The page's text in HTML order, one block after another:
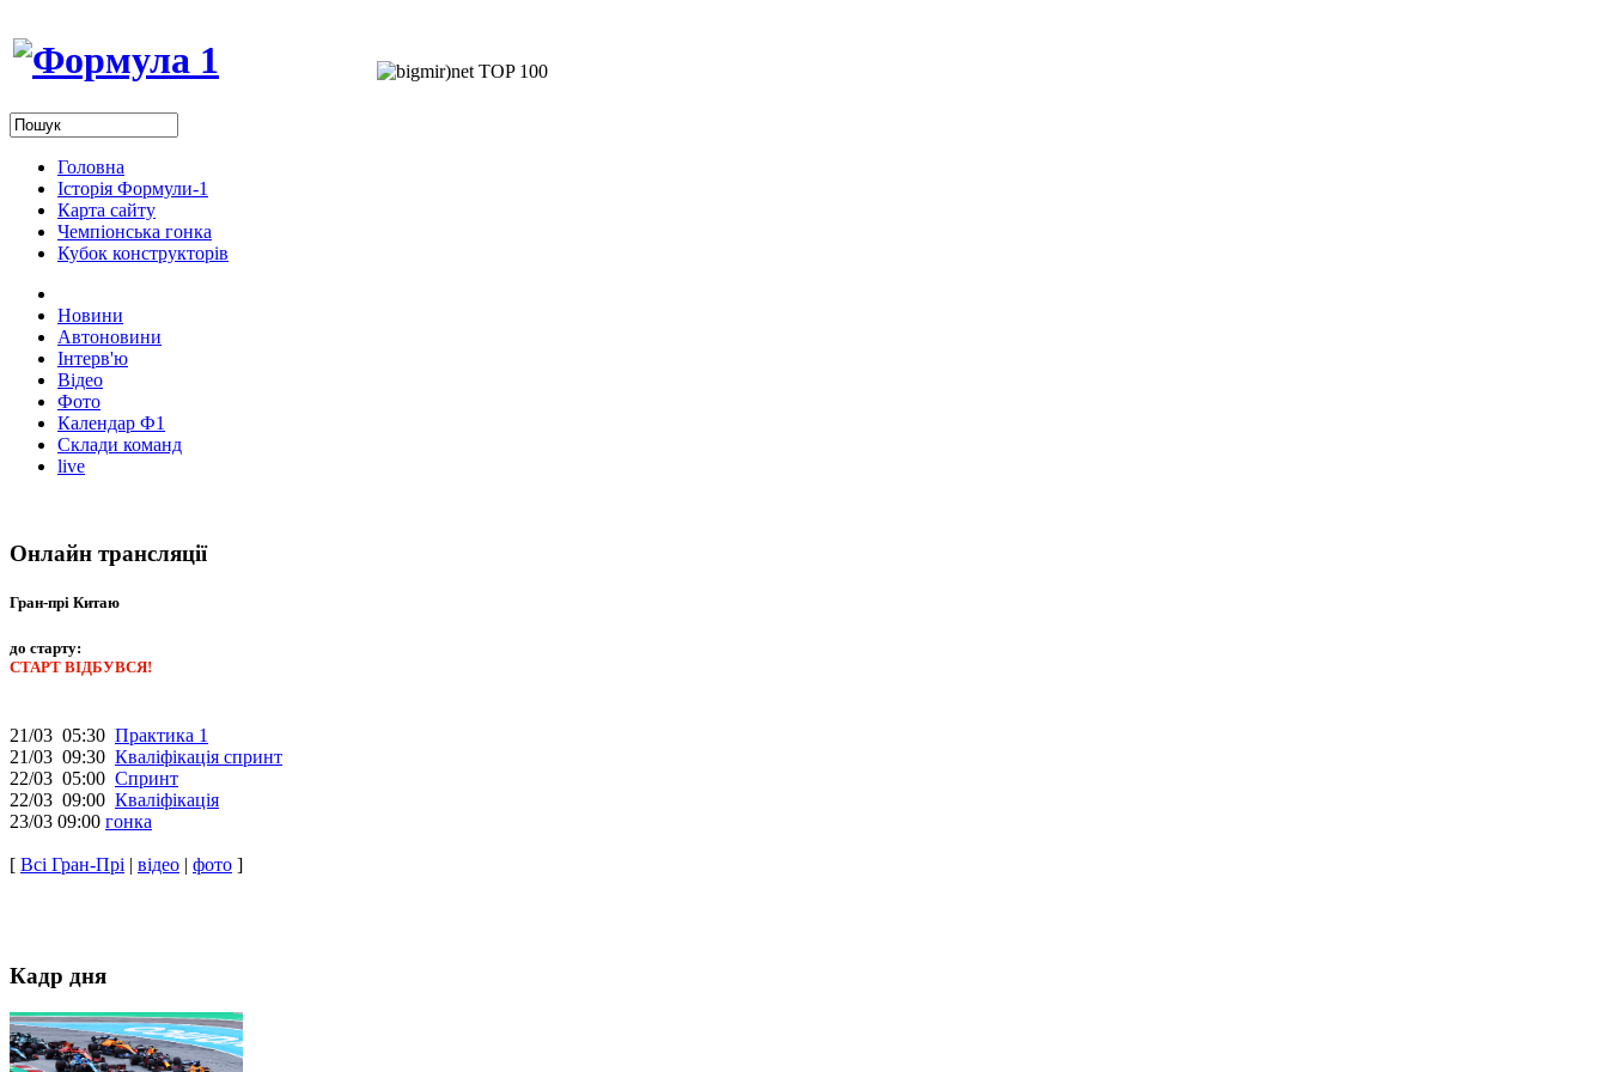
Головна
Історія Формули-1
Карта сайту
Чемпіонська гонка
Кубок конструкторів
Новини
Автоновини
Інтерв'ю
Відео
Фото
Календар Ф1
Склади команд
live
Онлайн трансляції
Гран-прі Китаю
до старту:
СТАРТ ВІДБУВСЯ!
21/03 05:30 Практика 1
21/03 09:30 Кваліфікація спринт
22/03 05:00 Спринт
22/03 09:00 Кваліфікація
23/03 09:00 гонка
[ Всі Гран-Прі | відео | фото ]
Кадр дня